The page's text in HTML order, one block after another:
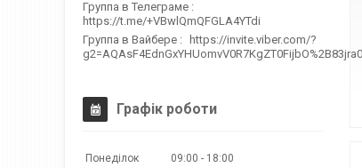
Группа в Телеграме
https://t.me/+VBwlQmQFGLA4YTdi
Группа в Вайбере
https://invite.viber.com/?
Графік роботи
Понеділок 09:00
18:00